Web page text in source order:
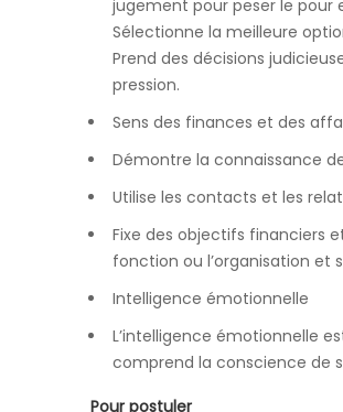
jugement pour peser le pour
Sélectionne la meilleure
Prend des décisions
pression.
Sens des finances et des
Démontre la connaissance
Utilise les contacts et les
Fixe des objectifs financiers
fonction ou l’organisation et
Intelligence émotionnelle
L’intelligence émotionnelle
comprend la conscience de
Pour postuler